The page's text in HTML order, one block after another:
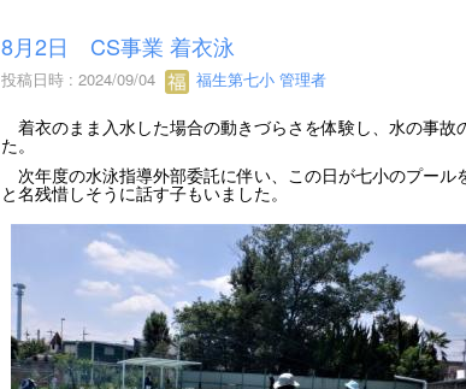
8月2日 CS事業 着衣泳
投稿日時 : 2024/09/04 福生第七小 管理者
着衣のまま入水した場合の動きづらさを体験し、水の事
た。
次年度の水泳指導外部委託に伴い、この日が七小のプール
と名残惜しそうに話す子もいました。